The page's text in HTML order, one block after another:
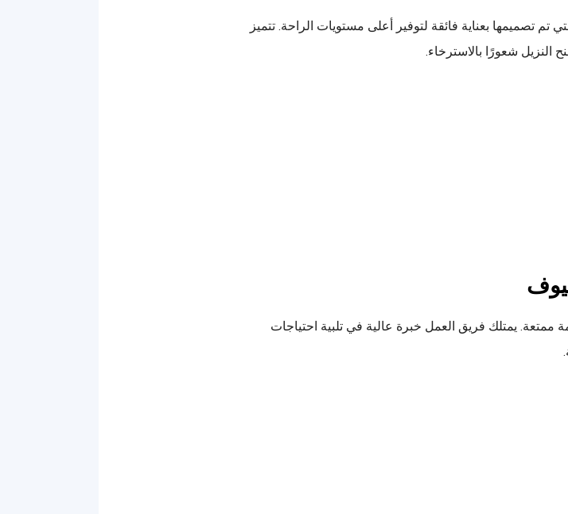
تصميمها بعناية فائقة لتوفير أعلى مستويات الراحة. تتميز
النزيل شعورًا بالاسترخاء.
يمتلك فريق العمل خبرة عالية في تلبية احتياجات